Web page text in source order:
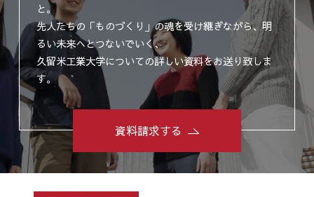
と。
先人たちの「ものづくり」の魂を受け継ぎながら、明
るい未来へとつないでいく、
久留米工業大学についての詳しい資料をお送り致しま
す。
資料請求する